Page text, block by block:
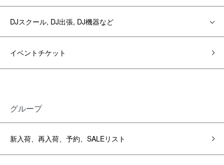
DJスクール, DJ出張, DJ機器など
イベントチケット
グループ
新入荷、再入荷、予約、SALEリスト